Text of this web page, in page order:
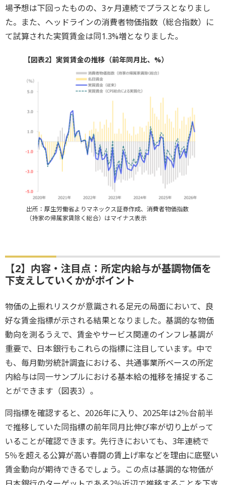
場予想は下回ったものの、3ヶ月連続でプラスとなりまし
た。また、ヘッドラインの消費者物価指数（総合指数）に
て試算された実質賃金は同1.3%増となりました。
【図表2】実質賃金の推移（前年同月比、%）
出所：厚生労働省よりマネックス証券作成、消費者物価指数
（持家の帰属家賃除く総合）はマイナス表示
【2】内容・注目点：所定内給与が基調物価を
下支えしていくかがポイント
物価の上振れリスクが意識される足元の局面において、良
好な賃金指標が示される結果となりました。基調的な物価
動向を測るうえで、賃金やサービス関連のインフレ基調が
重要で、日本銀行もこれらの指標に注目しています。中で
も、毎月勤労統計調査における、共通事業所ベースの所定
内給与は同一サンプルにおける基本給の推移を捕捉するこ
とができます（図表3）。
同指標を確認すると、2026年に入り、2025年は2％台前半
で推移していた同指標の前年同月比伸び率が切り上がって
いることが確認できます。先行きにおいても、3年連続で
5％を超える公算が高い春闘の賃上げ率などを理由に底堅い
賃金動向が期待できるでしょう。この点は基調的な物価が